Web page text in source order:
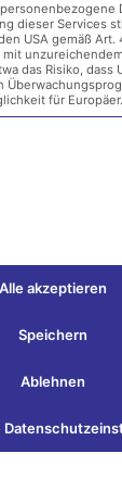
dieser Services
USA gemäß Art.
mit
das Risiko, dass
für Europäer.
Alle akzeptieren
Speichern
Ablehnen